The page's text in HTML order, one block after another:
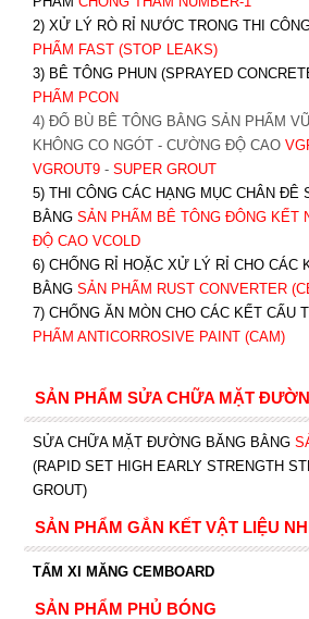
2) XỬ LÝ RÒ RỈ NƯỚC TRONG THI
PHẨM FAST (STOP LEAKS)
3) BÊ TÔNG PHUN (SPRAYED
PHẨM PCON
4) ĐỔ BÙ BÊ TÔNG BẰNG SẢN PHẨM
KHÔNG CO NGÓT - CƯỜNG ĐỘ CAO
VGROUT9- SUPER GROUT
5) THI CÔNG CÁC HẠNG MỤC CHÂN ĐÊ
BẰNG SẢN PHẨM BÊ TÔNG ĐÔNG KẾT
ĐỘ CAO VCOLD
6) CHỐNG RỈ HOẶC XỬ LÝ RỈ CHO CÁC
BẰNG SẢN PHẨM RUST CONVERTER
7) CHỐNG ĂN MÒN CHO CÁC KẾT CẤU
PHẨM ANTICORROSIVE PAINT (CAM)
SẢN PHẨM SỬA CHỮA MẶT
SỬA CHỮA MẶT ĐƯỜNG BĂNG BẰNG
(RAPID SET HIGH EARLY STRENGTH
GROUT)
SẢN PHẨM GẮN KẾT VẬT LIỆU
TẤM XI MĂNG CEMBOARD
SẢN PHẨM PHỦ BÓNG